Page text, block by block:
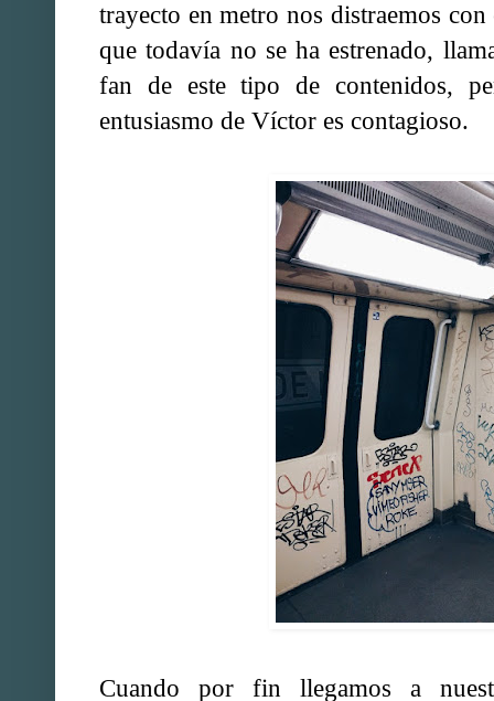
trayecto en metro nos distraemos
que todavía no se ha estrenado,
fan de este tipo de contenidos,
entusiasmo de Víctor es contagioso.
Cuando por fin llegamos a